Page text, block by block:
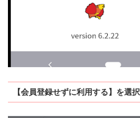
【会員登録せずに利用する】を選択